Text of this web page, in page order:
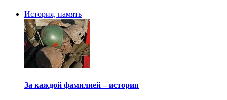
История, память
За каждой фамилией – история